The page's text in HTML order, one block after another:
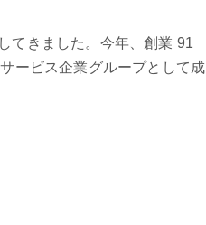
てきました。今年、創業 91
ービス企業グループとして成